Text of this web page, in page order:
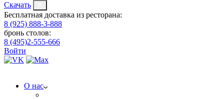
Скачать
Бесплатная доставка из ресторана:
8 (925) 888-3-888
бронь столов:
8 (495)2-555-666
Войти
О нас